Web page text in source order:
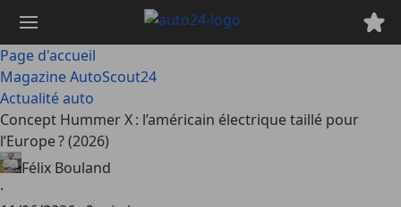
contenu
principal
Page d'accueil
Magazine AutoScout24
Actualité auto
Concept Hummer X : l’américain électrique taillé pour
l’Europe ? (2026)
Félix Bouland
·